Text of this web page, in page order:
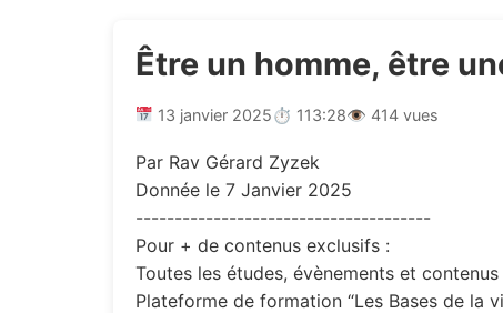
Être un homme, être
13 janvier 2025⏱ 113:28👁 414 vues
Par Rav Gérard Zyzek
Donnée le 7 Janvier 2025
--------------------------------------
Pour + de contenus exclusifs :
Toutes les études, évènements et
Plateforme de formation “Les Bases de la